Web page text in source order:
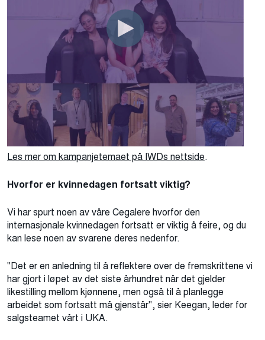
Les mer om kampanjetemaet på IWDs nettside.
Hvorfor er kvinnedagen fortsatt viktig?
Vi har spurt noen av våre Cegalere hvorfor den
internasjonale kvinnedagen fortsatt er viktig å feire, og du
kan lese noen av svarene deres nedenfor.
"Det er en anledning til å reflektere over de fremskrittene vi
har gjort i løpet av det siste århundret når det gjelder
likestilling mellom kjønnene, men også til å planlegge
arbeidet som fortsatt må gjenstår",sier Keegan, leder for
salgsteamet vårt i UKA.